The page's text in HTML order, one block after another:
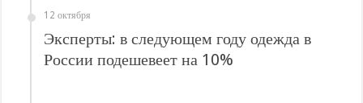
12 октября
Эксперты: в следующем году одежда в
России подешевеет на 10%